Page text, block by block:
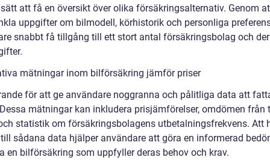
att få en översikt över olika försäkringsalternativ. Genom
uppgifter om bilmodell, körhistorik och personliga
snabbt få tillgång till ett stort antal försäkringsbolag och
mätningar inom bilförsäkring jämför priser
för att ge användare noggranna och pålitliga data att
mätningar kan inkludera prisjämförelser, omdömen från
statistik om försäkringsbolagens utbetalningsfrekvens. Att
sådana data hjälper användare att göra en informerad
en bilförsäkring som uppfyller deras behov och krav.